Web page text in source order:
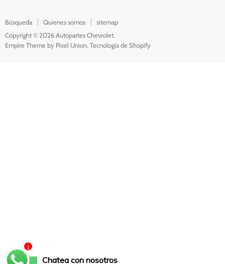
Búsqueda Quienes somos
sitemap
Copyright © 2026 Autopartes Chevrolet.
Empire Theme by Pixel Union. Tecnología de Shopify
Chatea con nosotros
1